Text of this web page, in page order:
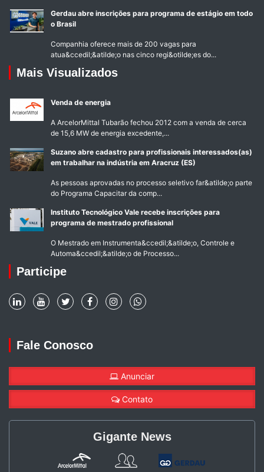
Gerdau abre inscrições para programa de estágio em todo
o Brasil
Companhia oferece mais de 200 vagas para
atua&ccedil;&atilde;o nas cinco regi&otilde;es do...
Mais Visualizados
Venda de energia
A ArcelorMittal Tubarão fechou 2012 com a venda de cerca
de 15,6 MW de energia excedente,...
Suzano abre cadastro para profissionais interessados(as)
em trabalhar na indústria em Aracruz (ES)
As pessoas aprovadas no processo seletivo far&atilde;o parte
do Programa Capacitar da comp...
Instituto Tecnológico Vale recebe inscrições para
programa de mestrado profissional
O Mestrado em Instrumenta&ccedil;&atilde;o, Controle e
Automa&ccedil;&atilde;o de Processo...
Participe
Fale Conosco
Anunciar
Contato
Gigante News